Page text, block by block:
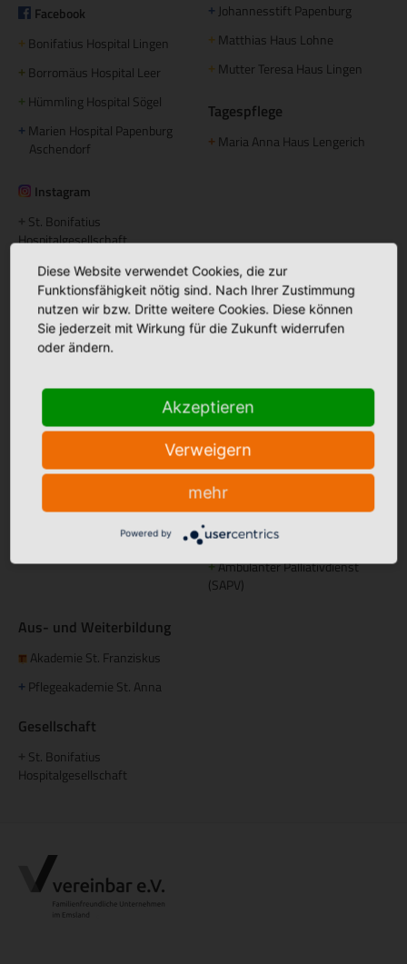
Facebook
+ Bonifatius Hospital Lingen
+ Borromäus Hospital Leer
+ Hümmling Hospital Sögel
+ Marien Hospital Papenburg
Aschendorf
Instagram
St. Bonifatius
Hospitalgesellschaft
+ Johannesstift Papenburg
+ Matthias Haus Lohne
+ Mutter Teresa Haus Lingen
Tagespflege
+ Maria Anna Haus Lengerich
Caritas Altenhilfe Emsland
+ Caritas Sozialstation Lingen
Betreutes Wohnen
+Domizil am Mühlentor Lingen
+Elisabeth Haus Emsbüren
Palliative Betreuung
Emsland
+Ambulanter Palliativdienst
(SAPV)
Aus- und Weiterbildung
Akademie St. Franziskus
+ Pflegeakademie St. Anna
Gesellschaft
St. Bonifatius
Hospitalgesellschaft
Diese Website verwendet Cookies, die zur
Funktionsfähigkeit nötig sind. Nach Ihrer Zustimmung
nutzen wir bzw. Dritte weitere Cookies. Diese können
Sie jederzeit mit Wirkung für die Zukunft widerrufen
oder ändern.
Akzeptieren
Verweigern
mehr
Powered by